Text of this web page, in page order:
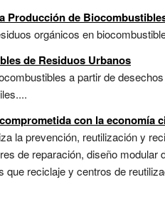
Producción de
orgánicos en
de Residuos Urbanos
a partir de
con la economía
la prevención, reutilización y
de reparación, diseño
que reciclaje y centros de